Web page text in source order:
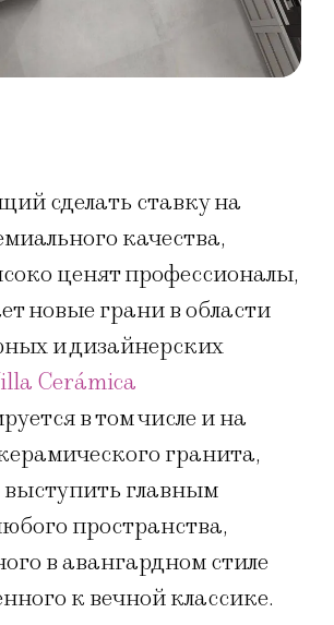
сделать ставку на
качества,
ценят профессионалы,
новые грани в области
и дизайнерских
Cerámica
в том числе и на
гранита,
выступить главным
пространства,
в авангардном стиле
к вечной классике.